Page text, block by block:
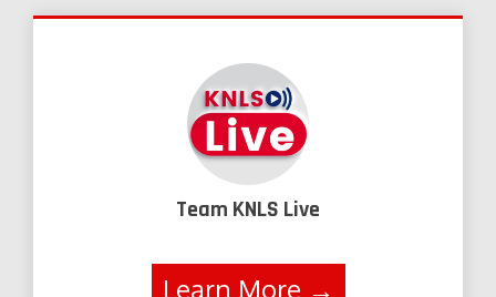
Team KNLS Live
Learn More →